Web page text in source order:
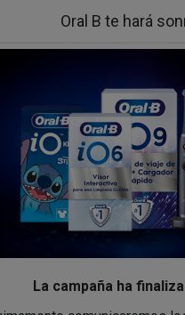
Oral B te hará
La campaña ha